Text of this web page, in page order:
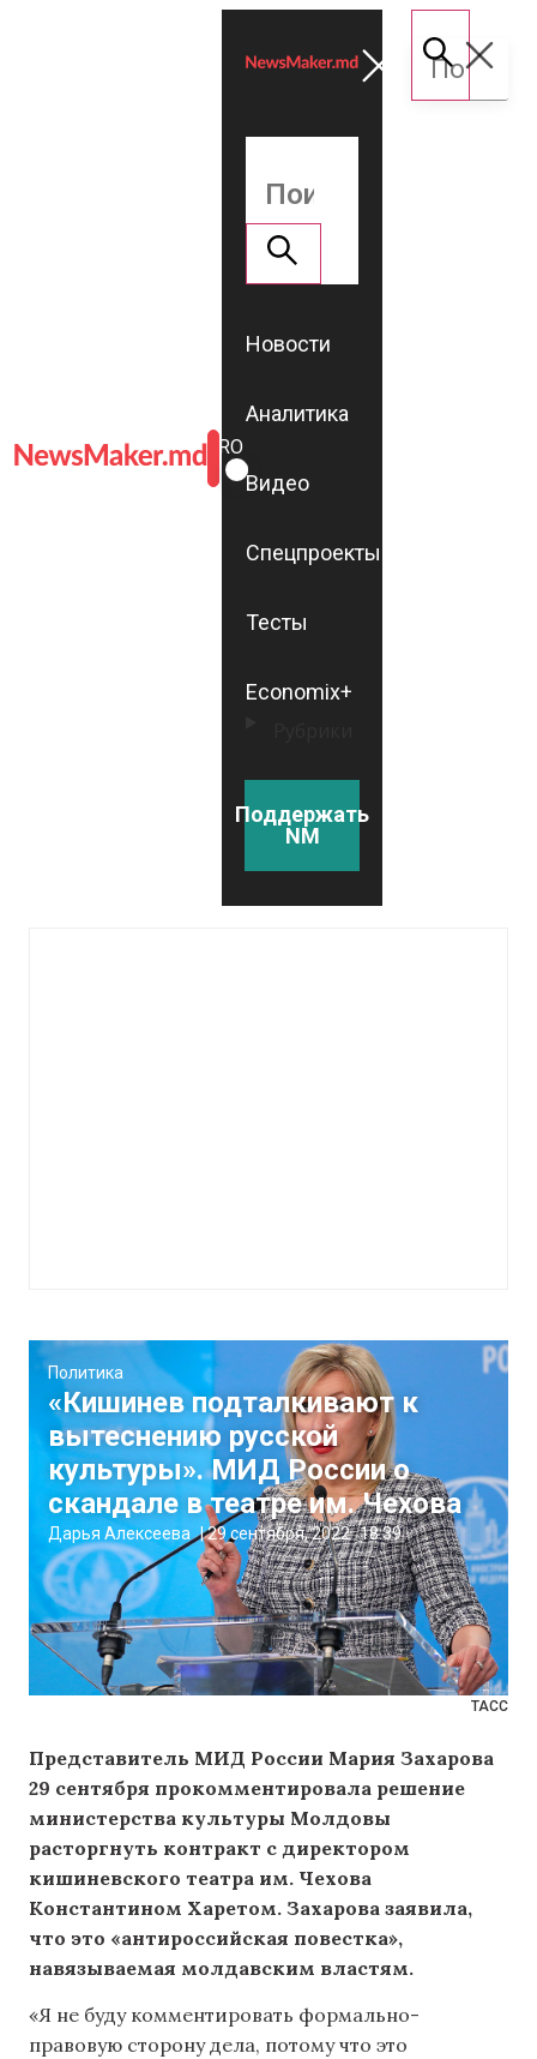
ROMÂNĂ
RU
Новости
Аналитика
Видео
Спецпроекты
Тесты
Economix+
Поддержать
NM
ТАСС
Политика
«Кишинев подталкивают к
вытеснению русской
культуры». МИД России о
скандале в театре им. Чехова
Дарья Алексеева |29 сентября, 2022 18:39
Представитель МИД России Мария Захарова
29 сентября прокомментировала решение
министерства культуры Молдовы
расторгнуть контракт с директором
кишиневского театра им. Чехова
Константином Харетом. Захарова заявила,
что это «антироссийская повестка»,
навязываемая молдавским властям.
«Я не буду комментировать формально-
правовую сторону дела, потому что это